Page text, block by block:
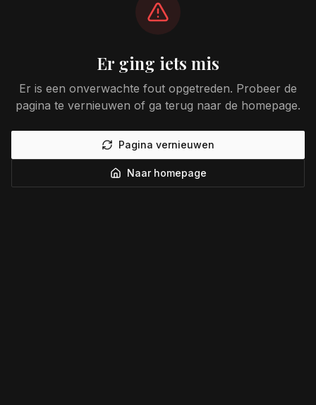
Er ging iets mis
Er is een onverwachte fout opgetreden. Probeer de
pagina te vernieuwen of ga terug naar de homepage.
Pagina vernieuwen
Naar homepage